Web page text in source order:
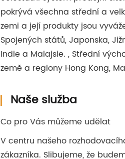
pokrývá všechna střední a
zemi a její produkty jsou
Spojených států, Japonska,
Indie a Malajsie. , Střední
země a regiony Hong Kong,
Naše služba
Co pro Vás můžeme udělat
V centru našeho
zákazníka. Slibujeme, že